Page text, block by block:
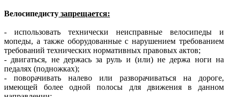
Велосипедисту запрещается:
- использовать технически неисправные велосипеды и
мопеды, а также оборудованные с нарушением требованием
требований технических нормативных правовых актов;
- двигаться, не держась за руль и (или) не держа ноги на
педалях (подножках);
- поворачивать налево или разворачиваться на дороге,
имеющей более одной полосы для движения в данном